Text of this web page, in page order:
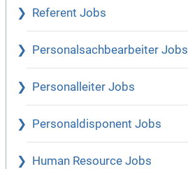
Referent Jobs
Personalsachbearbeiter Jobs
Personalleiter Jobs
Personaldisponent Jobs
Human Resource Jobs